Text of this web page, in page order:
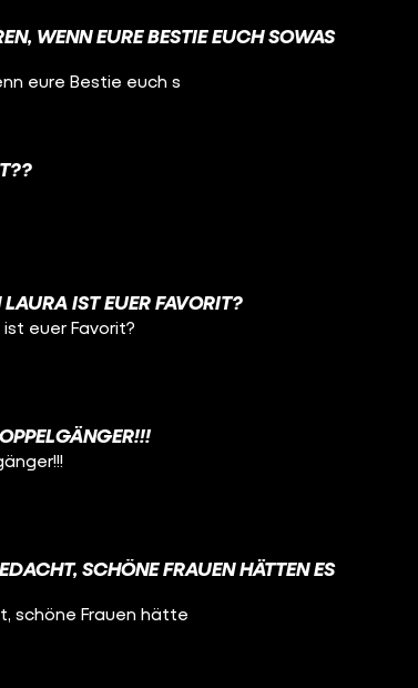
WENN EURE BESTIE EUCH SOWAS
eure Bestie euch s
IST EUER FAVORIT?
euer Favorit?
SCHÖNE FRAUEN HÄTTEN ES
schöne Frauen hätte